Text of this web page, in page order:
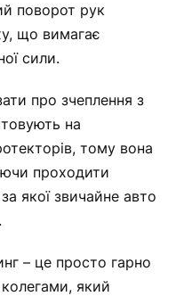
поворот рук
що вимагає
сили.
про зчеплення з
на
тому вона
проходити
якої звичайне авто
– це просто гарно
який